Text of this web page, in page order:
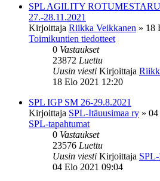
SPL AGILITY
27.-28.11.2021
Kirjoittaja Riikka Veikkanen » 18
Toimikuntien tiedotteet
0 Vastaukset
23872 Luettu
Uusin viesti Kirjoittaja
18 Elo 2021 12:20
SPL IGP SM 26-29.8.2021
Kirjoittaja SPL-Itäuusimaa ry » 04
SPL-tapahtumat
0 Vastaukset
23576 Luettu
Uusin viesti Kirjoittaja
04 Elo 2021 09:04